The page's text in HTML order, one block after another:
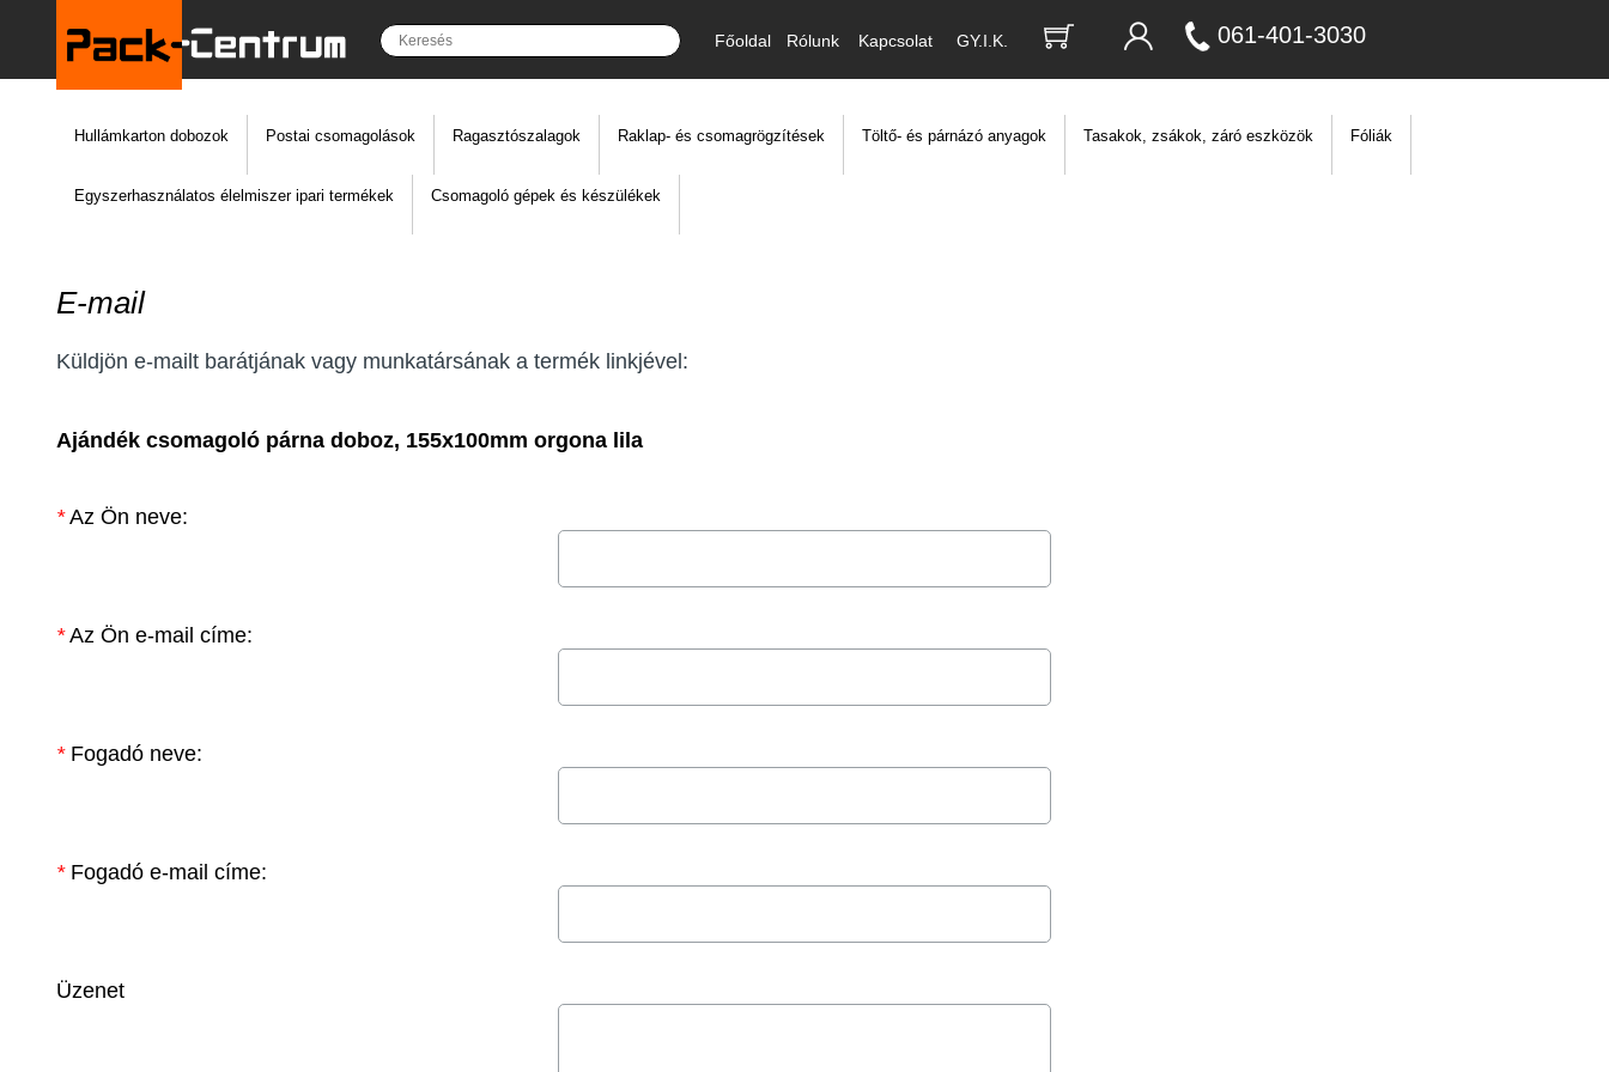
Főoldal Rólunk Kapcsolat GY.I.K. 061-401-3030
Hullámkarton dobozok Postai csomagolások Ragasztószalagok Raklap- és csomagrögzítések Töltő- és párnázó anyagok Tasakok, zsákok, záró eszközök Fóliák
Egyszerhasználatos élelmiszer ipari termékek Csomagoló gépek és készülékek
E-mail
Küldjön e-mailt barátjának vagy munkatársának a termék linkjével:
Ajándék csomagoló párna doboz, 155x100mm orgona lila
*Az Ön neve:
*Az Ön e-mail címe:
*Fogadó neve:
*Fogadó e-mail címe:
Üzenet